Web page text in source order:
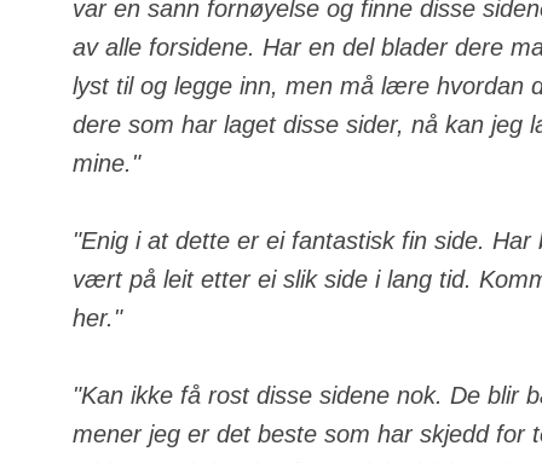
var en sann fornøyelse og finne disse
av alle forsidene. Har en del blader dere
lyst til og legge inn, men må lære hvordan
dere som har laget disse sider, nå kan jeg
mine."
"Enig i at dette er ei fantastisk fin side.
vært på leit etter ei slik side i lang tid.
her."
"Kan ikke få rost disse sidene nok. De blir
mener jeg er det beste som har skjedd for